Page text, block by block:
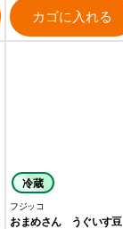
カゴに入れる
冷蔵
フジッコ
おまめさん うぐいす豆